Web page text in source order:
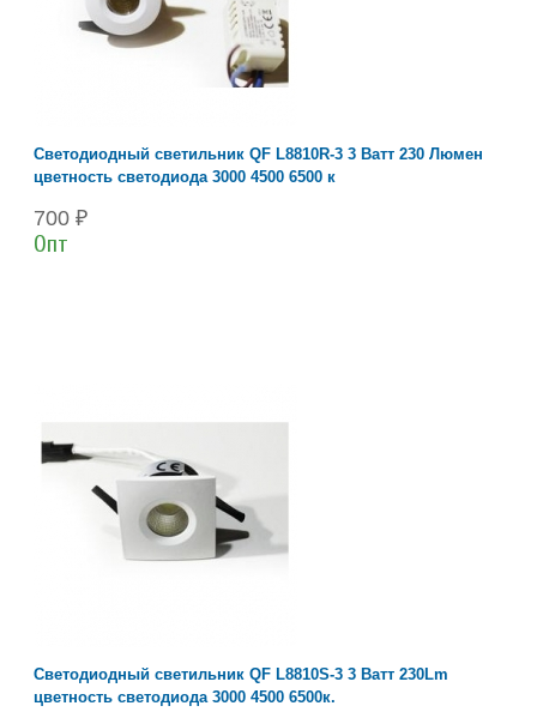
Светодиодный светильник QF L8810R-3 3 Ватт 230 Люмен
цветность светодиода 3000 4500 6500 к
700 ₽
Опт
Светодиодный светильник QF L8810S-3 3 Ватт 230Lm
цветность светодиода 3000 4500 6500к.